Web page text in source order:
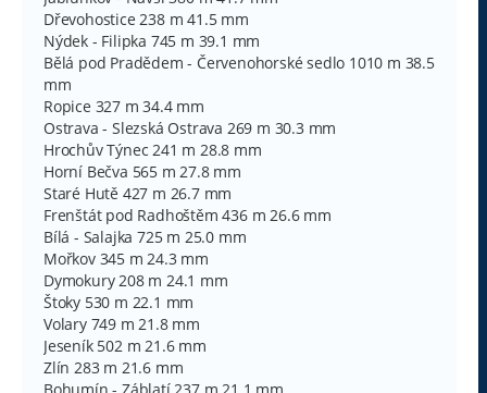
Dřevohostice 238 m 41.5 mm
Nýdek - Filipka 745 m 39.1 mm
Bělá pod Pradědem - Červenohorské sedlo 1010 m 38.5
mm
Ropice 327 m 34.4 mm
Ostrava - Slezská Ostrava 269 m 30.3 mm
Hrochův Týnec 241 m 28.8 mm
Horní Bečva 565 m 27.8 mm
Staré Hutě 427 m 26.7 mm
Frenštát pod Radhoštěm 436 m 26.6 mm
Bílá - Salajka 725 m 25.0 mm
Mořkov 345 m 24.3 mm
Dymokury 208 m 24.1 mm
Štoky 530 m 22.1 mm
Volary 749 m 21.8 mm
Jeseník 502 m 21.6 mm
Zlín 283 m 21.6 mm
Bohumín - Záblatí 237 m 21.1 mm